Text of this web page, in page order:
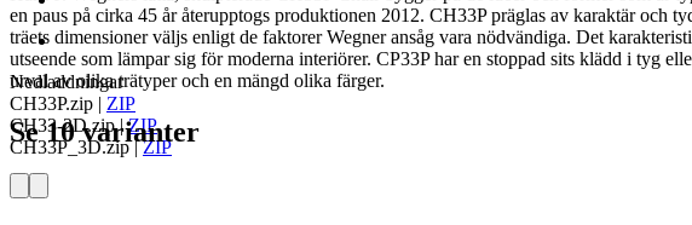
Nedladdningar
CH33P.zip | ZIP
CH33-2D.zip|ZIP
CH33P_3D.zip|ZIP
en paus på cirka 45 år återupptogs produktionen 2012. CH33P präglas av karaktär och
träets dimensioner väljs enligt de faktorer Wegner ansåg vara nödvändiga. Det
utseende som lämpar sig för moderna interiörer. CP33P har en stoppad sits klädd i tyg
urval av olika trätyper och en mängd olika färger.
Se 10 varianter